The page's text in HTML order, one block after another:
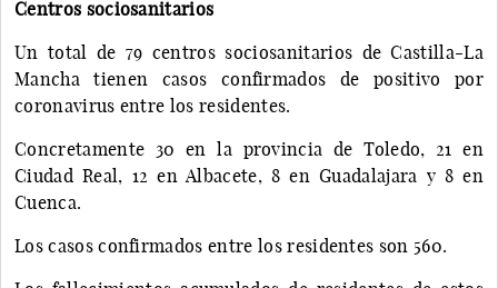
Centros sociosanitarios
Un total de 79 centros sociosanitarios de Castilla-La
Mancha tienen casos confirmados de positivo por
coronavirus entre los residentes.
Concretamente 30 en la provincia de Toledo, 21 en
Ciudad Real, 12 en Albacete, 8 en Guadalajara y 8 en
Cuenca.
Los casos confirmados entre los residentes son 560.